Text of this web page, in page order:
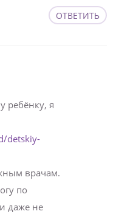
ОТВЕТИТЬ
ребёнку, я
detskiy-
врачам.
по
даже не